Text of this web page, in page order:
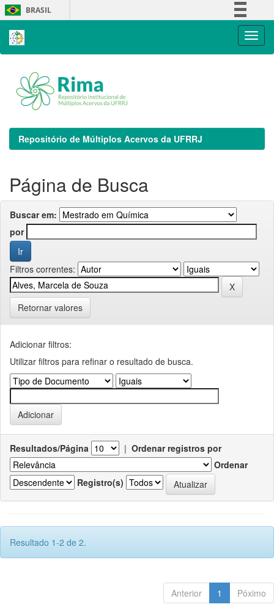
Skip
navigation
BRASIL
Repositório de Múltiplos Acervos da UFRRJ
Página de Busca
Buscar em:
por
Filtros correntes:
Retornar valores
Adicionar filtros:
Utilizar filtros para refinar o resultado de busca.
Resultados/Página | Ordenar registros por
Ordenar
Registro(s)
Resultado 1-2 de 2.
Anterior 1 Póximo